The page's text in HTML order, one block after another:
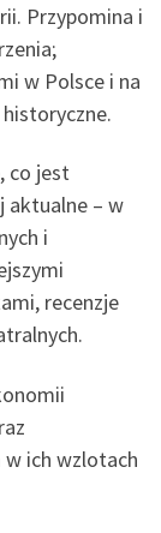
Przypomina i
w Polsce i na
co jest
aktualne – w
i
recenzje
ich wzlotach